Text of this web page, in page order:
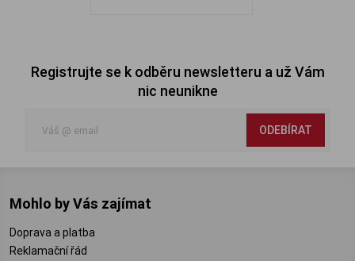
Registrujte se k odběru newsletteru a už Vám
nic neunikne
ODEBÍRAT
Mohlo by Vás zajímat
Doprava a platba
Reklamační řád